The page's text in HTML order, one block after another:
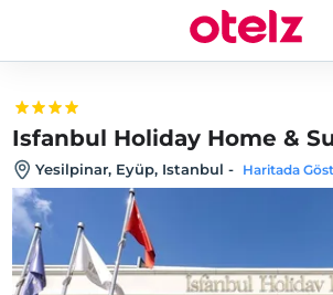
Isfanbul Holiday Home &
Yesilpinar, Eyüp, Istanbul - Haritada